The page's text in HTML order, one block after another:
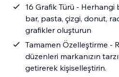
16 Grafik Türü - Herhangi
bar, pasta, çizgi, donut,
grafikler oluşturun
Tamamen Özelleştirme -
düzenleri markanızın
getirerek kişiselleştirin.